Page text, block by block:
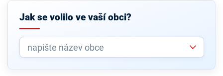
Jak se volilo ve vaší obci?